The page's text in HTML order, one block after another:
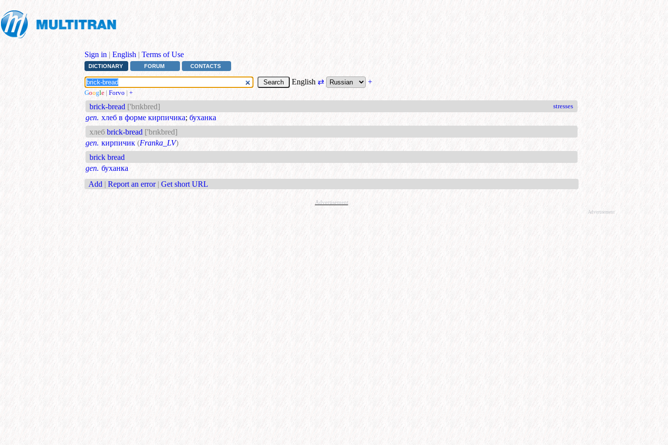
Sign in | English | Terms of Use
DICTIONARY FORUM CONTACTS
English ⇄ +
Google | Forvo | +
brick-bread ['brɪkbred] stresses
gen. хлеб в форме кирпичика; буханка
хлеб brick-bread ['brɪkbred]
gen. кирпичик (Franka_LV)
brick bread
gen. буханка
Add | Report an error | Get short URL
Advertisement
Advertisement